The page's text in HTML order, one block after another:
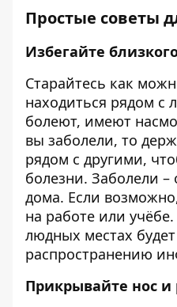
Простые советы
Избегайте
Старайтесь как
находиться рядом с
болеют, имеют
вы заболели, то
рядом с другими,
болезни. Заболели –
дома. Если
на работе или
людных местах
распространению
Прикрывайте нос и